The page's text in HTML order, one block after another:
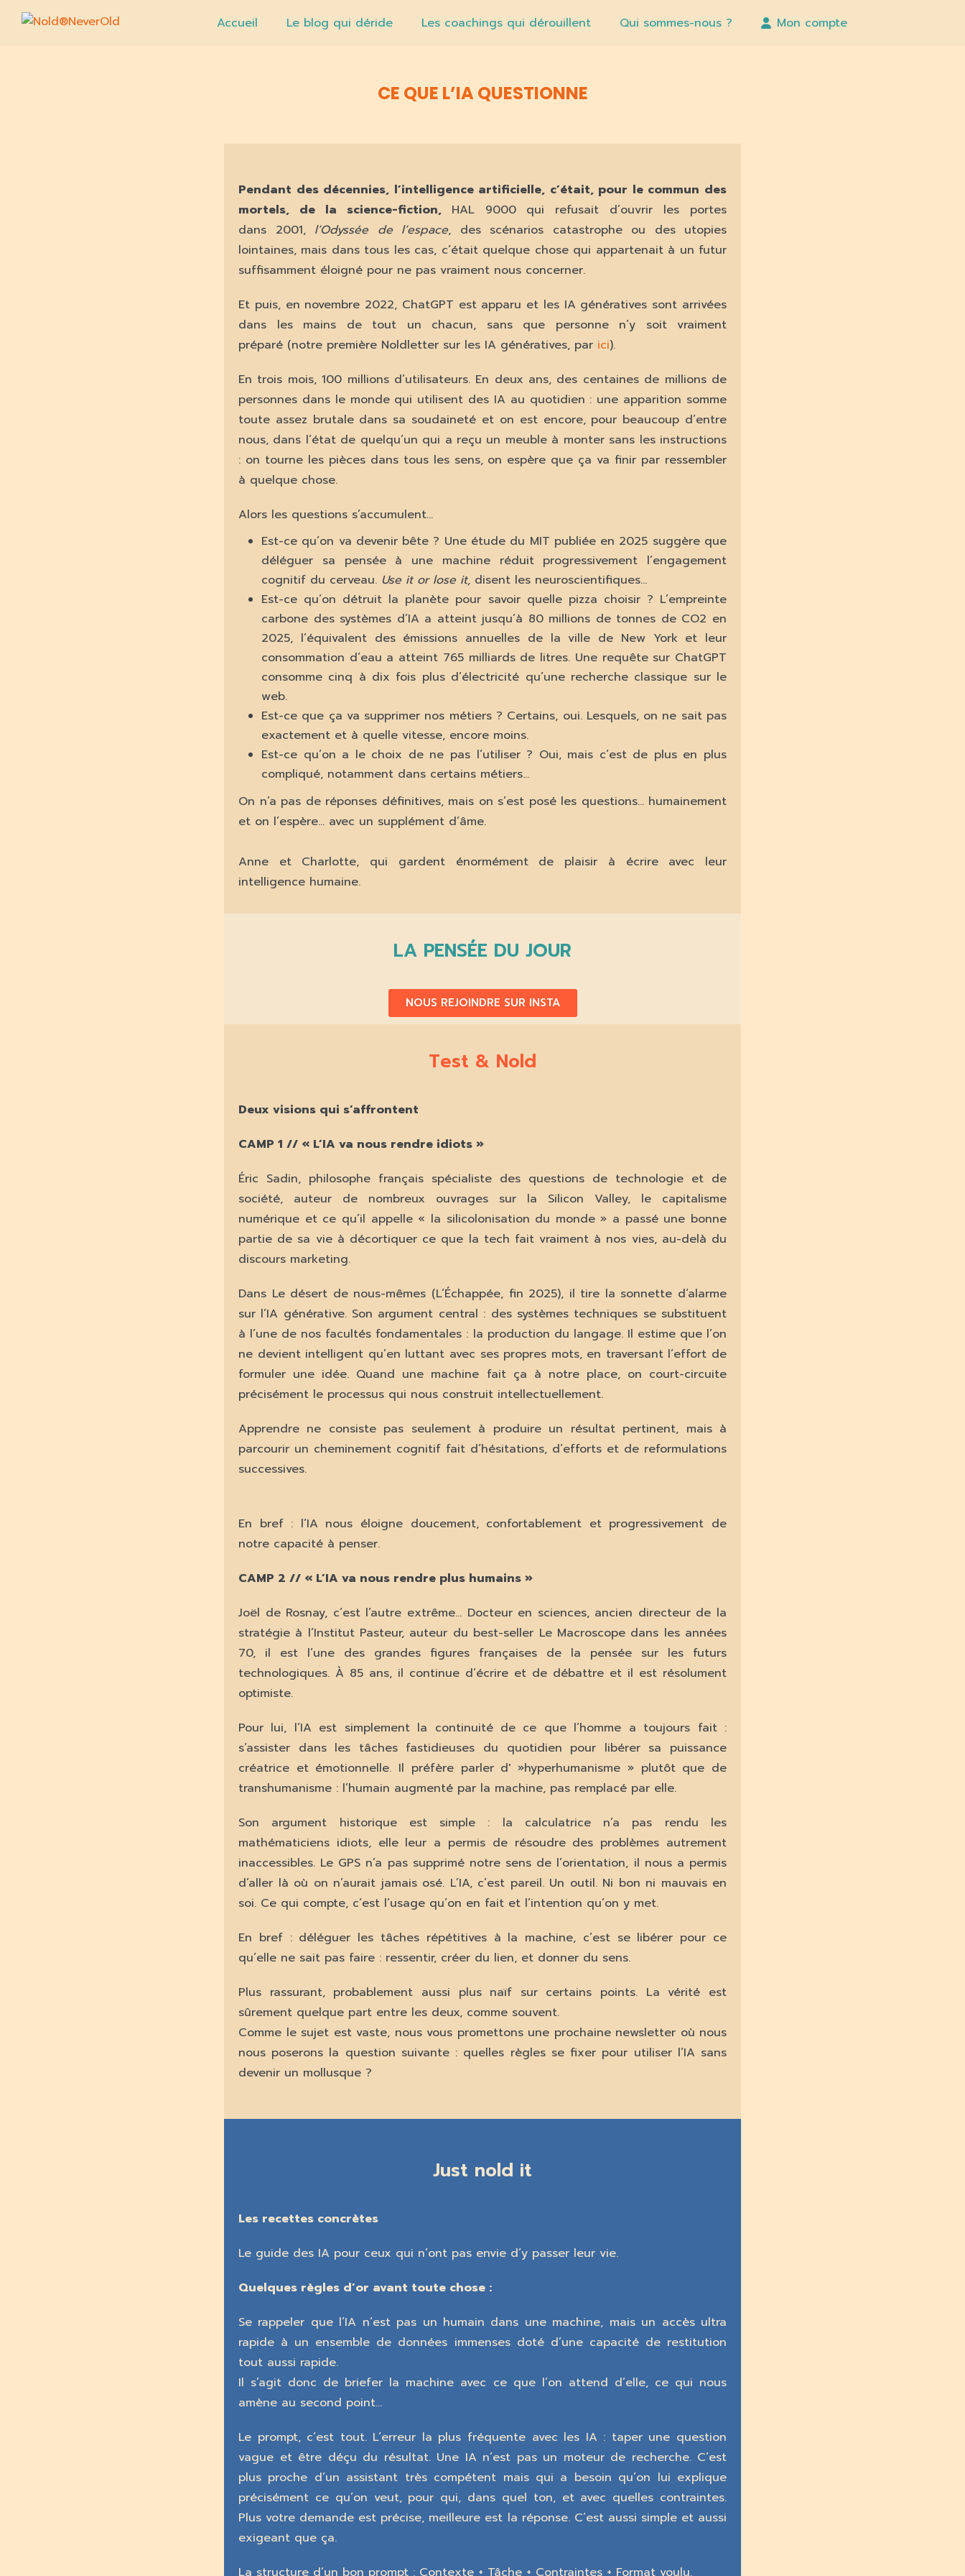
Accueil Le blog qui déride Les coachings qui dérouillent Qui sommes-nous ? Mon compte
CE QUE L’IA QUESTIONNE
Pendant des décennies, l’intelligence artificielle, c’était, pour le commun des
mortels, de la science-fiction, HAL 9000 qui refusait d’ouvrir les portes
dans 2001, l’Odyssée de l’espace, des scénarios catastrophe ou des utopies
lointaines, mais dans tous les cas, c’était quelque chose qui appartenait à un futur
suffisamment éloigné pour ne pas vraiment nous concerner.
Et puis, en novembre 2022, ChatGPT est apparu et les IA génératives sont arrivées
dans les mains de tout un chacun, sans que personne n’y soit vraiment
préparé (notre première Noldletter sur les IA génératives, par ici).
En trois mois, 100 millions d’utilisateurs. En deux ans, des centaines de millions de
personnes dans le monde qui utilisent des IA au quotidien : une apparition somme
toute assez brutale dans sa soudaineté et on est encore, pour beaucoup d’entre
nous, dans l’état de quelqu’un qui a reçu un meuble à monter sans les instructions
: on tourne les pièces dans tous les sens, on espère que ça va finir par ressembler
à quelque chose.
Alors les questions s’accumulent…
Est-ce qu’on va devenir bête ? Une étude du MIT publiée en 2025 suggère que
déléguer sa pensée à une machine réduit progressivement l’engagement
cognitif du cerveau. Use it or lose it, disent les neuroscientifiques…
Est-ce qu’on détruit la planète pour savoir quelle pizza choisir ? L’empreinte
carbone des systèmes d’IA a atteint jusqu’à 80 millions de tonnes de CO2 en
2025, l’équivalent des émissions annuelles de la ville de New York et leur
consommation d’eau a atteint 765 milliards de litres. Une requête sur ChatGPT
consomme cinq à dix fois plus d’électricité qu’une recherche classique sur le
web.
Est-ce que ça va supprimer nos métiers ? Certains, oui. Lesquels, on ne sait pas
exactement et à quelle vitesse, encore moins.
Est-ce qu’on a le choix de ne pas l’utiliser ? Oui, mais c’est de plus en plus
compliqué, notamment dans certains métiers…
On n’a pas de réponses définitives, mais on s’est posé les questions… humainement
et on l’espère… avec un supplément d’âme.
Anne et Charlotte, qui gardent énormément de plaisir à écrire avec leur
intelligence humaine.
LA PENSÉE DU JOUR
NOUS REJOINDRE SUR INSTA
Test & Nold
Deux visions qui s’affrontent
CAMP 1 // « L’IA va nous rendre idiots »
Éric Sadin, philosophe français spécialiste des questions de technologie et de
société, auteur de nombreux ouvrages sur la Silicon Valley, le capitalisme
numérique et ce qu’il appelle « la silicolonisation du monde » a passé une bonne
partie de sa vie à décortiquer ce que la tech fait vraiment à nos vies, au-delà du
discours marketing.
Dans Le désert de nous-mêmes (L’Échappée, fin 2025), il tire la sonnette d’alarme
sur l’IA générative. Son argument central : des systèmes techniques se substituent
à l’une de nos facultés fondamentales : la production du langage. Il estime que l’on
ne devient intelligent qu’en luttant avec ses propres mots, en traversant l’effort de
formuler une idée. Quand une machine fait ça à notre place, on court-circuite
précisément le processus qui nous construit intellectuellement.
Apprendre ne consiste pas seulement à produire un résultat pertinent, mais à
parcourir un cheminement cognitif fait d’hésitations, d’efforts et de reformulations
successives.
En bref : l’IA nous éloigne doucement, confortablement et progressivement de
notre capacité à penser.
CAMP 2 // « L’IA va nous rendre plus humains »
Joël de Rosnay, c’est l’autre extrême… Docteur en sciences, ancien directeur de la
stratégie à l’Institut Pasteur, auteur du best-seller Le Macroscope dans les années
70, il est l’une des grandes figures françaises de la pensée sur les futurs
technologiques. À 85 ans, il continue d’écrire et de débattre et il est résolument
optimiste.
Pour lui, l’IA est simplement la continuité de ce que l’homme a toujours fait :
s’assister dans les tâches fastidieuses du quotidien pour libérer sa puissance
créatrice et émotionnelle. Il préfère parler d' »hyperhumanisme » plutôt que de
transhumanisme : l’humain augmenté par la machine, pas remplacé par elle.
Son argument historique est simple : la calculatrice n’a pas rendu les
mathématiciens idiots, elle leur a permis de résoudre des problèmes autrement
inaccessibles. Le GPS n’a pas supprimé notre sens de l’orientation, il nous a permis
d’aller là où on n’aurait jamais osé. L’IA, c’est pareil. Un outil. Ni bon ni mauvais en
soi. Ce qui compte, c’est l’usage qu’on en fait et l’intention qu’on y met.
En bref : déléguer les tâches répétitives à la machine, c’est se libérer pour ce
qu’elle ne sait pas faire : ressentir, créer du lien, et donner du sens.
Plus rassurant, probablement aussi plus naïf sur certains points. La vérité est
sûrement quelque part entre les deux, comme souvent.
Comme le sujet est vaste, nous vous promettons une prochaine newsletter où nous
nous poserons la question suivante : quelles règles se fixer pour utiliser l’IA sans
devenir un mollusque ?
Just nold it
Les recettes concrètes
Le guide des IA pour ceux qui n’ont pas envie d’y passer leur vie.
Quelques règles d’or avant toute chose :
Se rappeler que l’IA n’est pas un humain dans une machine, mais un accès ultra
rapide à un ensemble de données immenses doté d’une capacité de restitution
tout aussi rapide.
Il s’agit donc de briefer la machine avec ce que l’on attend d’elle, ce qui nous
amène au second point…
Le prompt, c’est tout. L’erreur la plus fréquente avec les IA : taper une question
vague et être déçu du résultat. Une IA n’est pas un moteur de recherche. C’est
plus proche d’un assistant très compétent mais qui a besoin qu’on lui explique
précisément ce qu’on veut, pour qui, dans quel ton, et avec quelles contraintes.
Plus votre demande est précise, meilleure est la réponse. C’est aussi simple et aussi
exigeant que ça.
La structure d’un bon prompt : Contexte + Tâche + Contraintes + Format voulu.